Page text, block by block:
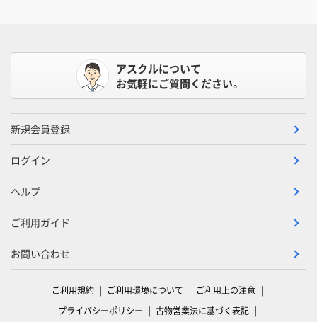
アスクルについて
お気軽にご質問ください。
新規会員登録
ログイン
ヘルプ
ご利用ガイド
お問い合わせ
ご利用規約 ご利用環境について
ご利用上の注意
プライバシーポリシー
古物営業法に基づく表記